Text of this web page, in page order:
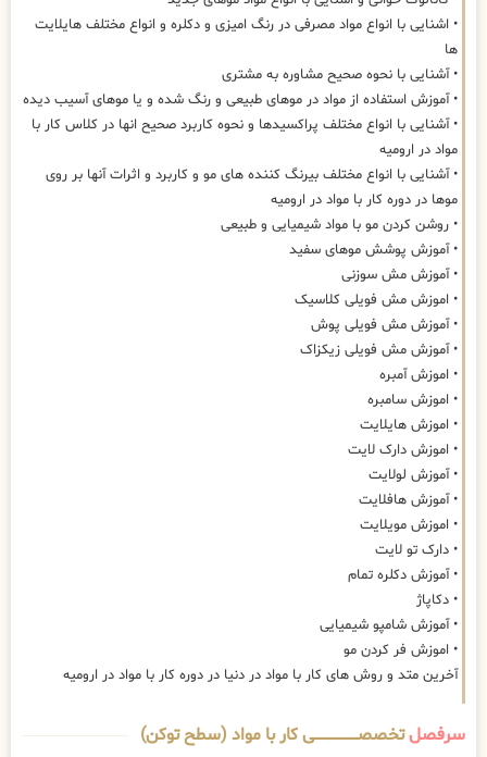
• اشنایی با انواع مواد مصرفی در رنگ امیزی و دکلره و انواع مختلف هایلایت
ها
• آشنایی با نحوه صحیح مشاوره به مشتری
• آموزش استفاده از مواد در موهای طبیعی و رنگ شده و یا موهای آسیب دیده
• آشنایی با انواع مختلف پراکسیدها و نحوه کاربرد صحیح انها در کلاس کار با
مواد در ارومیه
• آشنایی با انواع مختلف بیرنگ کننده های مو و کاربرد و اثرات آنها بر روی
موها در دوره کار با مواد در ارومیه
• روشن کردن مو با مواد شیمیایی و طبیعی
• آموزش پوشش موهای سفید
• آموزش مش سوزنی
• اموزش مش فویلی کلاسیک
• آموزش مش فویلی پوش
• آموزش مش فویلی زیکزاک
• اموزش آمبره
• اموزش سامبره
• اموزش هایلایت
• اموزش دارک لایت
• آموزش لولایت
• آموزش هافلایت
• اموزش مویلایت
• دارک تو لایت
• آموزش دکلره تمام
• دکاپاژ
• آموزش شامپو شیمیایی
• اموزش فر کردن مو
آخرین متد و روش های کار با مواد در دنیا در دوره کار با مواد در ارومیه
سرفصلتخصصــــــــــــــــــــی کار با مواد (سطح توکن)